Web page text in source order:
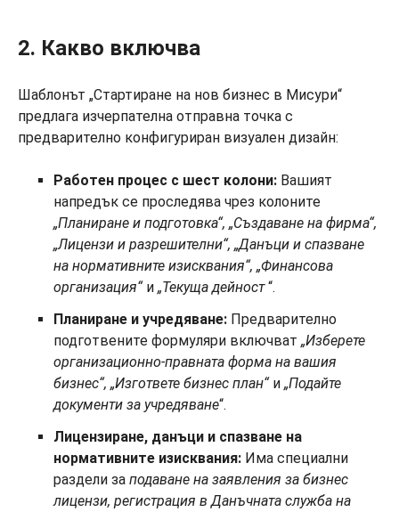
2. Какво включва
Шаблонът „Стартиране на нов бизнес в Мисури“
предлага изчерпателна отправна точка с
предварително конфигуриран визуален дизайн:
Работен процес с шест колони: Вашият
напредък се проследява чрез колоните
„Планиране и подготовка“, „Създаване на фирма“,
„Лицензи и разрешителни“, „Данъци и спазване
на нормативните изисквания“, „Финансова
организация“и „Текуща дейност“.
Планиране и учредяване: Предварително
подготвените формуляри включват „Изберете
организационно-правната форма на вашия
бизнес“, „Изгответе бизнес план“и „Подайте
документи за учредяване“.
Лицензиране, данъци и спазване на
нормативните изисквания: Има специални
раздели за подаване на заявления за бизнес
лицензи, регистрация в Данъчната служба на